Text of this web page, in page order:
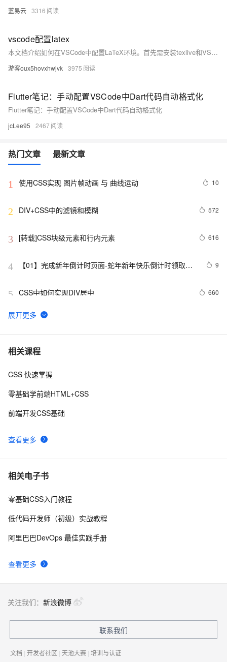
蓝易云 3316
vscode配置latex
本文档介绍如何在VSCode中配置LaTeX环境。首先需安装texlive和VSCode，并提前安装SumatraPDF以查看PDF文件。配置包括设置自动编译、PDF预览程序及正反向搜索等。提供了详细的`settings.json`配置示例，涵盖不同操作系统下的编译选项与方案。此外，还介绍了如何配置SumatraPDF实现与VSCode的跳转功能，以及相关快捷键的使用方法。
游客oux5hovxhwjvk 3975
Flutter笔记：手动配置VSCode中Dart代码自动格式化
Flutter笔记：手动配置VSCode中Dart代码自动格式化
jcLee95 2467
热门文章 最新文章
1 使用CSS实现 图片帧动画 与 曲线运动 10
2 DIV+CSS中的滤镜和模糊 572
3 [转载]CSS块级元素和行内元素 616
4
【01】完成新年倒计时页面-蛇年新年快乐倒计时领取礼
html5+div+CSS+JavaScript-优雅草卓伊凡-做一条关于新
9
5 CSS中如何实现DIV居中 660
6
揭秘CSS布局神器：vw/vh、rem、%与px大PK，掌握它
7 CSS Content 属性妙用
8 CSS重构：样式表性能调优
相关课程
查看更多
CSS 快速掌握
零基础学前端HTML+CSS
前端开发CSS基础
相关电子书
查看更多
零基础CSS入门教程
低代码开发师（初级）实战教程
阿里巴巴DevOps 最佳实践手册
关注我们： 新浪微博
联系我们
文档 | 开发者社区 | 天池大赛 | 培训与认证